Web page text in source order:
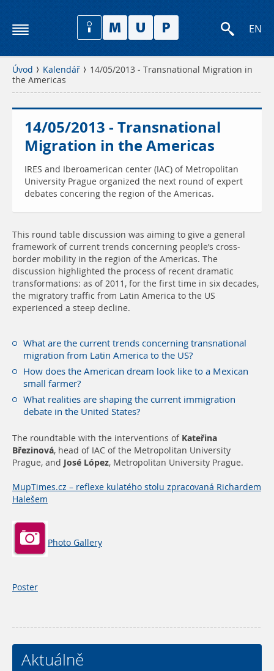
EN
Úvod Kalendář
14/05/2013 - Transnational Migration in
the Americas
14/05/2013 - Transnational
Migration in the Americas
IRES and Iberoamerican center (IAC) of Metropolitan
University Prague organized the next round of expert
debates concering the region of the Americas.
This round table discussion was aiming to give a general
framework of current trends concerning people’s cross-
border mobility in the region of the Americas. The
discussion highlighted the process of recent dramatic
transformations: as of 2011, for the first time in six decades,
the migratory traffic from Latin America to the US
experienced a steep decline.
What are the current trends concerning transnational
migration from Latin America to the US?
How does the American dream look like to a Mexican
small farmer?
What realities are shaping the current immigration
debate in the United States?
The roundtable with the interventions of Kateřina
Březinová, head of IAC of the Metropolitan University
Prague, and José López, Metropolitan University Prague.
MupTimes.cz – reflexe kulatého stolu zpracovaná Richardem
Halešem
Photo Gallery
Poster
Aktuálně